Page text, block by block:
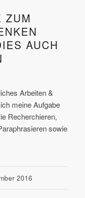
ZUM
AUCH
Arbeiten &
meine Aufgabe
Recherchieren,
sowie
2016